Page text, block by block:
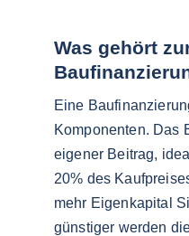
Was gehört
Eine
Komponenten. Das
eigener Beitrag,
20% des
mehr Eigenkapital
günstiger werden